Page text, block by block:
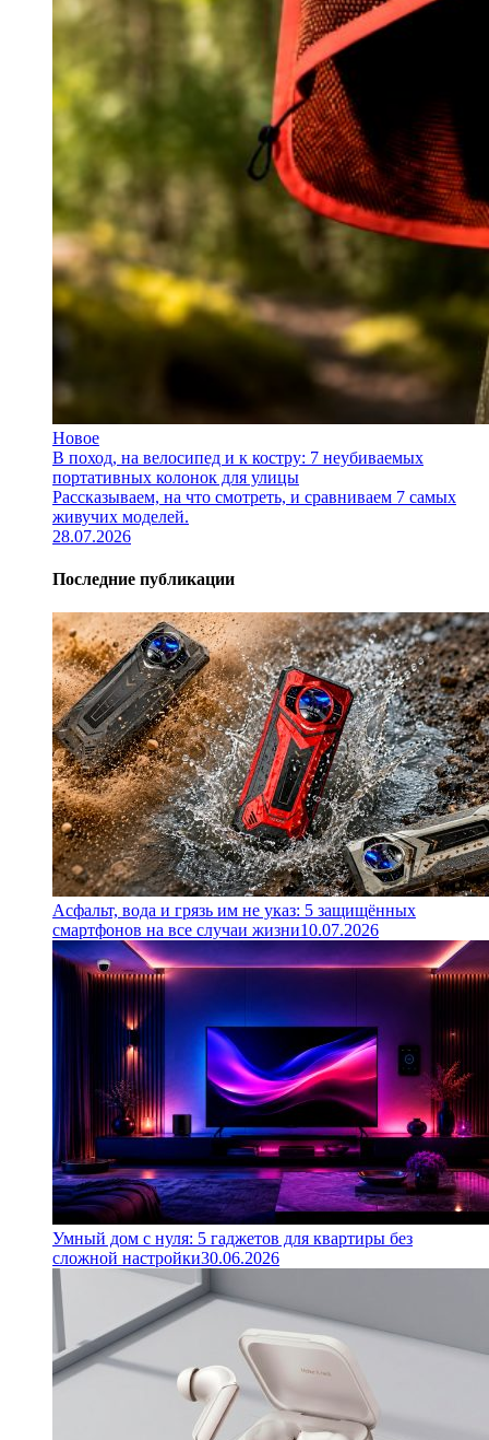
Новое
В поход, на велосипед и к костру: 7 неубиваемых
портативных колонок для улицы
Рассказываем, на что смотреть, и сравниваем 7 самых
живучих моделей.
28.07.2026
Последние публикации
Асфальт, вода и грязь им не указ: 5 защищённых
смартфонов на все случаи жизни10.07.2026
Умный дом с нуля: 5 гаджетов для квартиры без
сложной настройки30.06.2026